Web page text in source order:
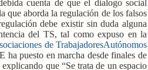
cuenta de que el dialogo social
que aborda la regulación de los falsos
debe existir sin duda alguna
del TS, tal como expuso en la
de TrabajadoresAutónomos
ha puesto en marcha desde finales de
que “Se trata de un espacio